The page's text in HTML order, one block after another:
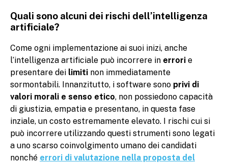
Quali sono alcuni dei rischi dell’intelligenza
artificiale?
Come ogni implementazione ai suoi inizi, anche
l’intelligenza artificiale può incorrere in errori e
presentare dei limiti non immediatamente
sormontabili. Innanzitutto, i software sono privi di
valori morali e senso etico, non possiedono capacità
di giustizia, empatia e presentano, in questa fase
inziale, un costo estremamente elevato. I rischi cui si
può incorrere utilizzando questi strumenti sono legati
a uno scarso coinvolgimento umano dei candidati
nonché errori di valutazione nella proposta del